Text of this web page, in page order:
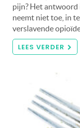
pijn? Het antwoord
neemt niet toe, in
verslavende
LEES VERDER